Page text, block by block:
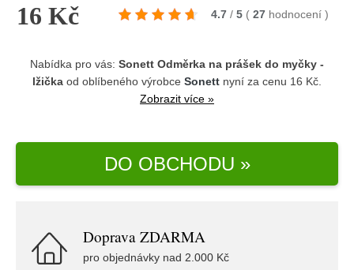
16 Kč 4.7 / 5 ( 27 hodnocení )
Nabídka pro vás: Sonett Odměrka na prášek do myčky -
lžička od oblíbeného výrobce Sonett nyní za cenu 16 Kč.
Zobrazit více »
DO OBCHODU »
Doprava ZDARMA
pro objednávky nad 2.000 Kč